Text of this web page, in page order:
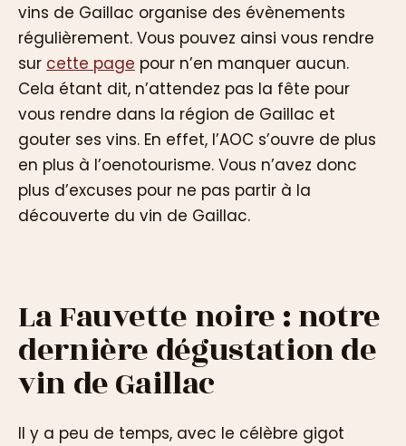
vins de Gaillac organise des évènements
régulièrement. Vous pouvez ainsi vous rendre
sur cette page pour n’en manquer aucun.
Cela étant dit, n’attendez pas la fête pour
vous rendre dans la région de Gaillac et
gouter ses vins. En effet, l’AOC s’ouvre de plus
en plus à l’oenotourisme. Vous n’avez donc
plus d’excuses pour ne pas partir à la
découverte du vin de Gaillac.
La Fauvette noire : notre
dernière dégustation de
vin de Gaillac
Il y a peu de temps, avec le célèbre gigot